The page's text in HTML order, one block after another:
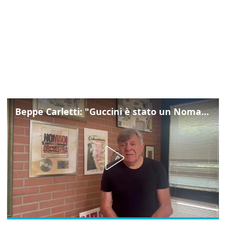
Beppe Carletti: "Guccini è stato un Nomade"